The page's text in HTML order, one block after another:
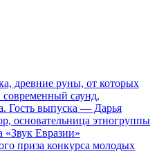
древние руны, от которых
современный саунд,
Гость выпуска — Дарья
основательница этногруппы
«Звук Евразии»
приза конкурса молодых